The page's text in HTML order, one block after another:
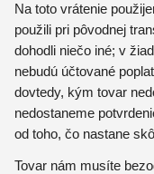
Na toto vrátenie
použili pri pôvodnej
dohodli niečo iné; v
nebudú účtované
dovtedy, kým tovar
nedostaneme
od toho, čo nastane
Tovar nám musíte